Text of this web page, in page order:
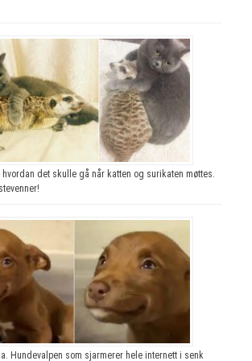
hvordan det skulle gå når katten og surikaten møttes.
Hundevalpen som sjarmerer hele internett i senk